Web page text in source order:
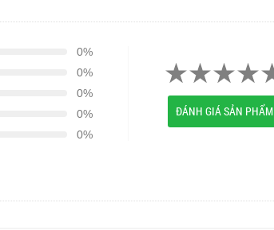
0%
0%
0%
0%
0%
ĐÁNH GIÁ SẢN PHẨM